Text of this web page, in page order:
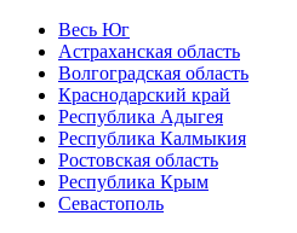
Весь Юг
Астраханская область
Волгоградская область
Краснодарский край
Республика Адыгея
Республика Калмыкия
Ростовская область
Республика Крым
Севастополь